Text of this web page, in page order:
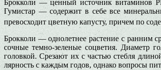
Брокколи — ценный источник вита­минов
Гумистар — содержит в себе все
превосходит цветную капус­ту, причем по
Брокколи — однолетнее растение с ранним
сочные темно-зеленые соцветия. Диа­метр
головкой. Срезают их с частью стебля
лярность с каждым годов, однако воп­росы